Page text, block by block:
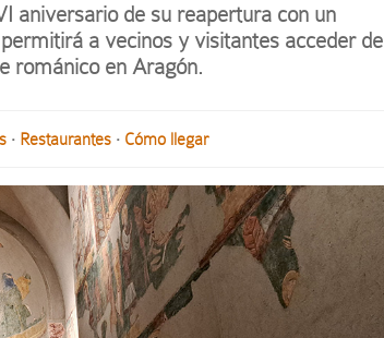
aniversario de su reapertura con un
a vecinos y visitantes acceder de
románico en Aragón.
· Restaurantes· Cómo llegar